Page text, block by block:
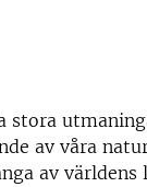
stora
av våra
av